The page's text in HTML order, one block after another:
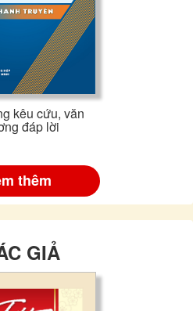
kêu cứu, văn
đáp lời
thêm
GIẢ